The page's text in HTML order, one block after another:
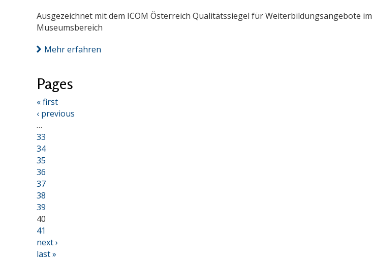
Ausgezeichnet mit dem ICOM Österreich Qualitätssiegel für Weiterbildungsangebote im
Museumsbereich
Mehr erfahren
Pages
« first
‹ previous
…
33
34
35
36
37
38
39
40
41
next ›
last »